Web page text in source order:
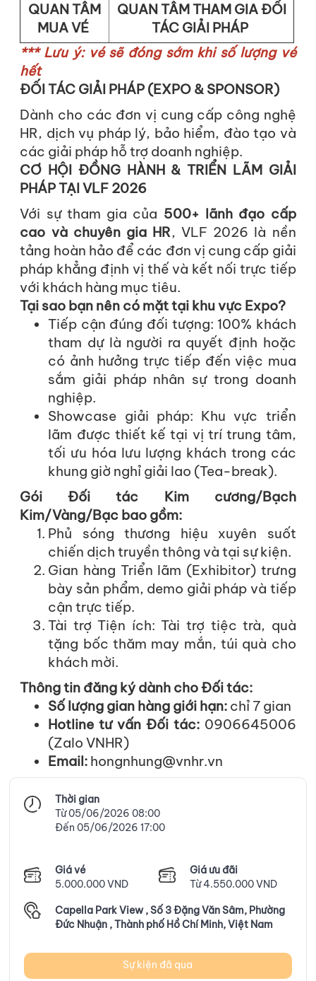
QUAN TÂM
MUA VÉ
QUAN TÂM THAM GIAĐỐI
TÁC GIẢI PHÁP
*** Lưu ý: vé sẽ đóng sớm khi số lượng vé
hết
ĐỐI TÁC GIẢI PHÁP (EXPO & SPONSOR)
Dành cho các đơn vị cung cấp công nghệ
HR, dịch vụ pháp lý, bảo hiểm, đào tạo và
các giải pháp hỗ trợ doanh nghiệp.
CƠ HỘI ĐỒNG HÀNH & TRIỂN LÃM GIẢI
PHÁP TẠI VLF 2026
Với sự tham gia của 500+ lãnh đạo cấp
cao và chuyên gia HR, VLF 2026 là nền
tảng hoàn hảo để các đơn vị cung cấp giải
pháp khẳng định vị thế và kết nối trực tiếp
với khách hàng mục tiêu.
Tại sao bạn nên có mặt tại khu vực Expo?
Tiếp cận đúng đối tượng: 100% khách
tham dự là người ra quyết định hoặc
có ảnh hưởng trực tiếp đến việc mua
sắm giải pháp nhân sự trong doanh
nghiệp.
Showcase giải pháp: Khu vực triển
lãm được thiết kế tại vị trí trung tâm,
tối ưu hóa lưu lượng khách trong các
khung giờ nghỉ giải lao (Tea-break).
Gói Đối tác Kim cương/Bạch
Kim/Vàng/Bạc bao gồm:
Phủ sóng thương hiệu xuyên suốt
chiến dịch truyền thông và tại sự kiện.
Gian hàng Triển lãm (Exhibitor) trưng
bày sản phẩm, demo giải pháp và tiếp
cận trực tiếp.
Tài trợ Tiện ích: Tài trợ tiệc trà, quà
tặng bốc thăm may mắn, túi quà cho
khách mời.
Thông tin đăng ký dành cho Đối tác:
Số lượng gian hàng giới hạn: chỉ 7 gian
Hotline tư vấn Đối tác:0906645006
(Zalo VNHR)
Email: hongnhung@vnhr.vn
Thời gian
Từ 05/06/2026 08:00
Đến 05/06/2026 17:00
Giá vé
5.000.000 VND
Giá ưu đãi
Từ 4.550.000 VND
Capella Park View , Số 3 Đặng Văn Sâm, Phường
Đức Nhuận , Thành phố Hồ Chí Minh, Việt Nam
Sự kiện đã qua